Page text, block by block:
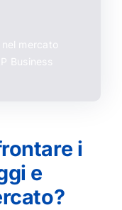
mercato
Business
i
e